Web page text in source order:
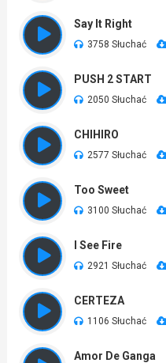
Say It Right
3758 Słuchać
PUSH 2 START
2050 Słuchać
CHIHIRO
2577 Słuchać
Too Sweet
3100 Słuchać
I See Fire
2921 Słuchać
CERTEZA
1106 Słuchać
Amor De Ganga